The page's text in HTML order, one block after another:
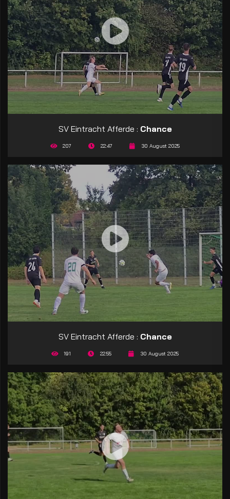
SV Eintracht Afferde : Chance
207 22:47 30 August 2025
SV Eintracht Afferde : Chance
191 22:55 30 August 2025